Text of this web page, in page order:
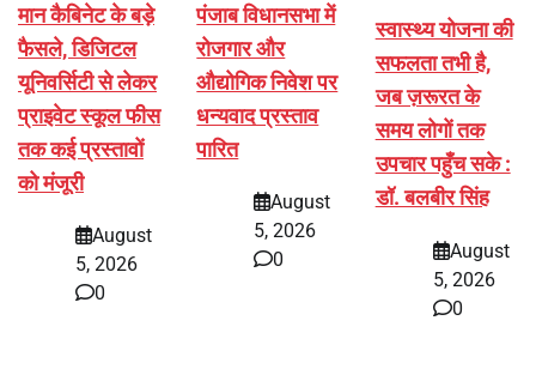
मान कैबिनेट के बड़े
फैसले, डिजिटल
यूनिवर्सिटी से लेकर
प्राइवेट स्कूल फीस
तक कई प्रस्तावों
को मंजूरी
August
5, 2026
0
पंजाब विधानसभा में
रोजगार और
औद्योगिक निवेश पर
धन्यवाद प्रस्ताव
पारित
August
5, 2026
0
स्वास्थ्य योजना की
सफलता तभी है,
जब ज़रूरत के
समय लोगों तक
उपचार पहुँच सके :
डॉ. बलबीर सिंह
August
5, 2026
0